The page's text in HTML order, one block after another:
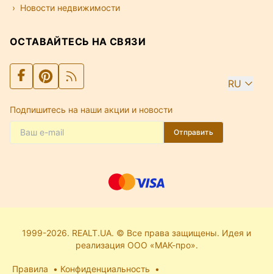
Новости недвижимости
ОСТАВАЙТЕСЬ НА СВЯЗИ
RU
Подпишитесь на наши акции и новости
Отправить
1999-2026. REALT.UA. © Все права защищены. Идея и
реализация ООО «МАК-про».
Правила Конфиденциальность